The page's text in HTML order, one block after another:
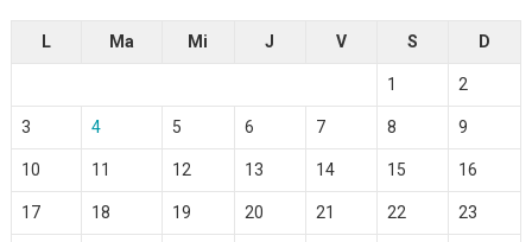
L Ma Mi J V S D
1 2
3 4 5 6 7 8 9
10 11 12 13 14 15 16
17 18 19 20 21 22 23